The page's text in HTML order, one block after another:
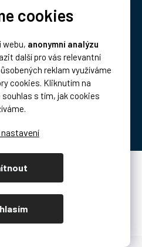
cookies
webu, anonymní analýzu
další pro vás relevantní
reklam využíváme
cookies. Kliknutím na
s tím, jak cookies
Premium
. Všechna práva vyhrazena.
cookies